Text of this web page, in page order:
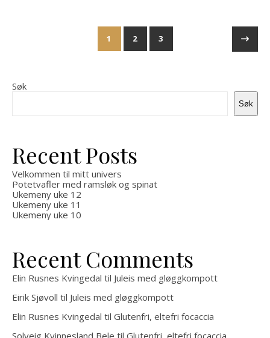
1 2 3
Søk
Søk
Recent Posts
Velkommen til mitt univers
Potetvafler med ramsløk og spinat
Ukemeny uke 12
Ukemeny uke 11
Ukemeny uke 10
Recent Comments
Elin Rusnes Kvingedal til Juleis med gløggkompott
Eirik Sjøvoll til Juleis med gløggkompott
Elin Rusnes Kvingedal til Glutenfri, eltefri focaccia